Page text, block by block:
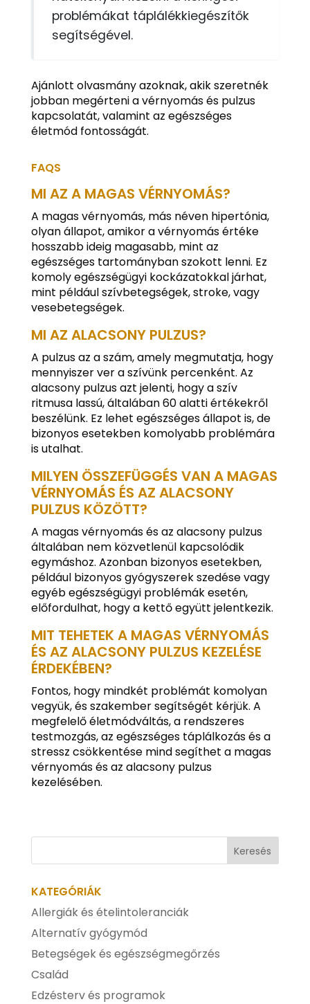
problémákat táplálékkiegészítők
segítségével.
Ajánlott olvasmány azoknak, akik szeretnék
jobban megérteni a vérnyomás és pulzus
kapcsolatát, valamint az egészséges
életmód fontosságát.
FAQS
MI AZ A MAGAS VÉRNYOMÁS?
A magas vérnyomás, más néven hipertónia,
olyan állapot, amikor a vérnyomás értéke
hosszabb ideig magasabb, mint az
egészséges tartományban szokott lenni. Ez
komoly egészségügyi kockázatokkal járhat,
mint például szívbetegségek, stroke, vagy
vesebetegségek.
MI AZ ALACSONY PULZUS?
A pulzus az a szám, amely megmutatja, hogy
mennyiszer ver a szívünk percenként. Az
alacsony pulzus azt jelenti, hogy a szív
ritmusa lassú, általában 60 alatti értékekről
beszélünk. Ez lehet egészséges állapot is, de
bizonyos esetekben komolyabb problémára
is utalhat.
MILYEN ÖSSZEFÜGGÉS VAN A MAGAS
VÉRNYOMÁS ÉS AZ ALACSONY
PULZUS KÖZÖTT?
A magas vérnyomás és az alacsony pulzus
általában nem közvetlenül kapcsolódik
egymáshoz. Azonban bizonyos esetekben,
például bizonyos gyógyszerek szedése vagy
egyéb egészségügyi problémák esetén,
előfordulhat, hogy a kettő együtt jelentkezik.
MIT TEHETEK A MAGAS VÉRNYOMÁS
ÉS AZ ALACSONY PULZUS KEZELÉSE
ÉRDEKÉBEN?
Fontos, hogy mindkét problémát komolyan
vegyük, és szakember segítségét kérjük. A
megfelelő életmódváltás, a rendszeres
testmozgás, az egészséges táplálkozás és a
stressz csökkentése mind segíthet a magas
vérnyomás és az alacsony pulzus
kezelésében.
KATEGÓRIÁK
Allergiák és ételintoleranciák
Alternatív gyógymód
Betegségek és egészségmegőrzés
Család
Edzésterv és programok